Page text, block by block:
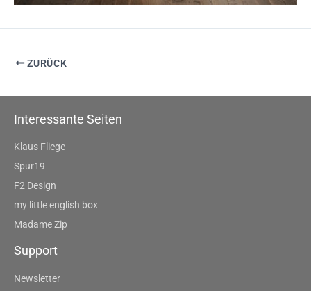
ZURÜCK
Interessante Seiten
Klaus Fliege
Spur19
F2 Design
my little english box
Madame Zip
Support
Newsletter